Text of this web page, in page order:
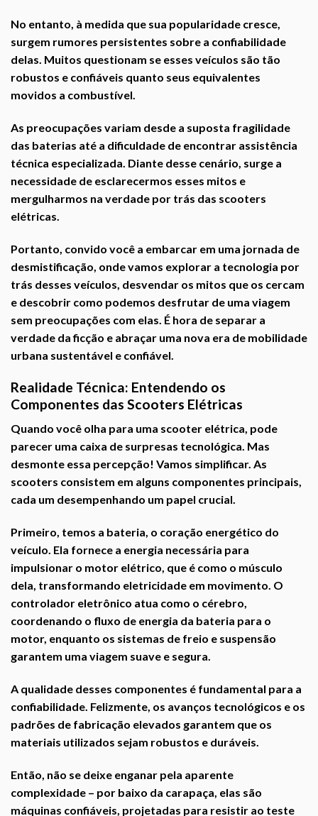
No entanto, à medida que sua popularidade cresce,
surgem rumores persistentes sobre a confiabilidade
delas. Muitos questionam se esses veículos são tão
robustos e confiáveis quanto seus equivalentes
movidos a combustível.
As preocupações variam desde a suposta fragilidade
das baterias até a dificuldade de encontrar assistência
técnica especializada. Diante desse cenário, surge a
necessidade de esclarecermos esses mitos e
mergulharmos na verdade por trás das scooters
elétricas.
Portanto, convido você a embarcar em uma jornada de
desmistificação, onde vamos explorar a tecnologia por
trás desses veículos, desvendar os mitos que os cercam
e descobrir como podemos desfrutar de uma viagem
sem preocupações com elas. É hora de separar a
verdade da ficção e abraçar uma nova era de mobilidade
urbana sustentável e confiável.
Realidade Técnica: Entendendo os
Componentes das Scooters Elétricas
Quando você olha para uma scooter elétrica, pode
parecer uma caixa de surpresas tecnológica. Mas
desmonte essa percepção! Vamos simplificar. As
scooters consistem em alguns componentes principais,
cada um desempenhando um papel crucial.
Primeiro, temos a bateria, o coração energético do
veículo. Ela fornece a energia necessária para
impulsionar o motor elétrico, que é como o músculo
dela, transformando eletricidade em movimento. O
controlador eletrônico atua como o cérebro,
coordenando o fluxo de energia da bateria para o
motor, enquanto os sistemas de freio e suspensão
garantem uma viagem suave e segura.
A qualidade desses componentes é fundamental para a
confiabilidade. Felizmente, os avanços tecnológicos e os
padrões de fabricação elevados garantem que os
materiais utilizados sejam robustos e duráveis.
Então, não se deixe enganar pela aparente
complexidade – por baixo da carapaça, elas são
máquinas confiáveis, projetadas para resistir ao teste